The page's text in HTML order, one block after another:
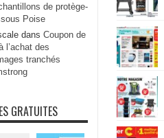
de protège-
Poise
dans Coupon de
l’achat des
tranchés
GRATUITES